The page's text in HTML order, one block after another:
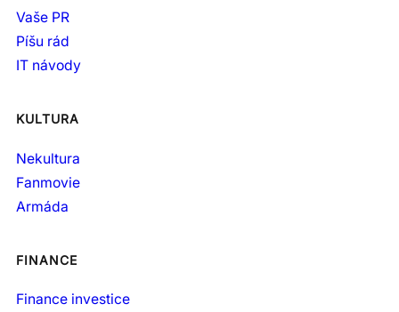
Vaše PR
Píšu rád
IT návody
KULTURA
Nekultura
Fanmovie
Armáda
FINANCE
Finance investice